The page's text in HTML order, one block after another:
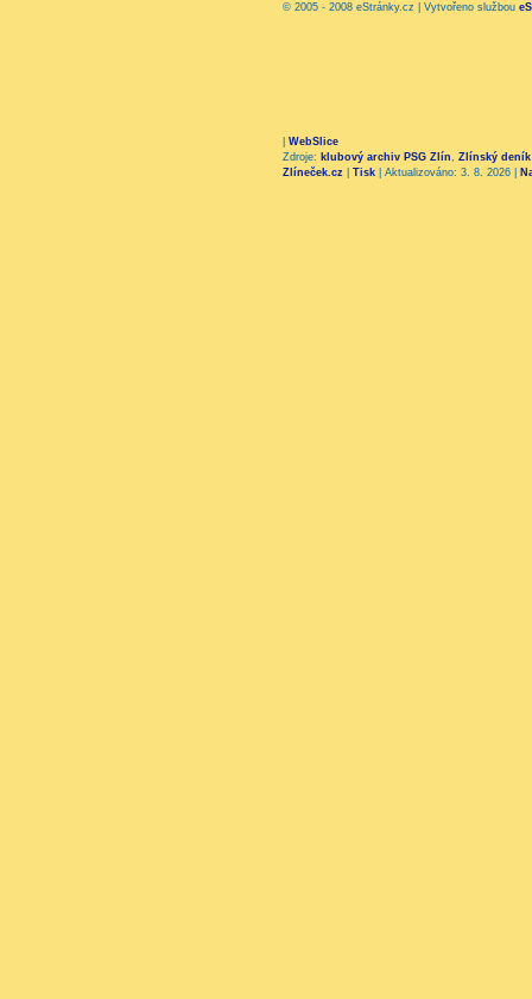
© 2005 - 2008 eStránky.cz | Vytvořeno službou
WebSlice
Zdroje: klubový archiv PSG Zlín, Zlínský deník
Zlíneček.cz
Tisk Aktualizováno: 3. 8. 2026